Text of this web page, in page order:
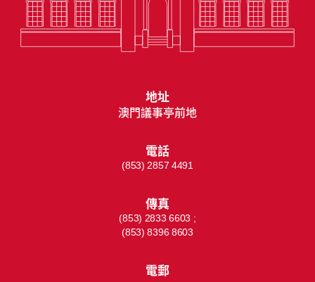
地址
澳門議事亭前地
電話
(853) 2857 4491
傳真
(853) 2833 6603 ;
(853) 8396 8603
電郵